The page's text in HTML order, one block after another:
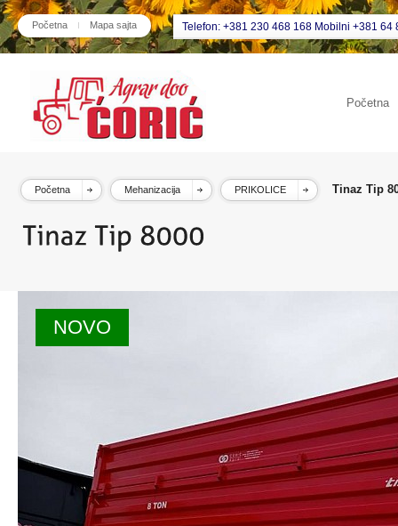
Početna Mapa sajta Telefon: +381 230 468 168 Mobilni +381 64
Početna
Početna Mehanizacija PRIKOLICE Tinaz Tip
NOVO